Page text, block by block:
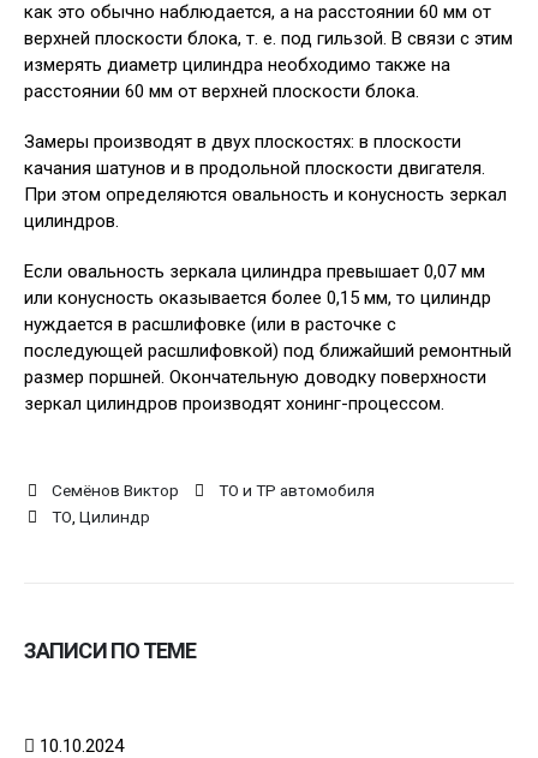
как это обычно наблюдается, а на расстоянии 60 мм от
верхней плоскости блока, т. е. под гильзой. В связи с этим
измерять диаметр цилиндра необходимо также на
расстоянии 60 мм от верхней плоскости блока.
Замеры производят в двух плоскостях: в плоскости
качания шатунов и в продольной плоскости двигателя.
При этом определяются овальность и конусность зеркал
цилиндров.
Если овальность зеркала цилиндра превышает 0,07 мм
или конусность оказывается более 0,15 мм, то цилиндр
нуждается в расшлифовке (или в расточке с
последующей расшлифовкой) под ближайший ремонтный
размер поршней. Окончательную доводку поверхности
зеркал цилиндров производят хонинг-процессом.
Семёнов Виктор
ТО и ТР автомобиля
ТО Цилиндр
ЗАПИСИ ПО ТЕМЕ
10.10.2024